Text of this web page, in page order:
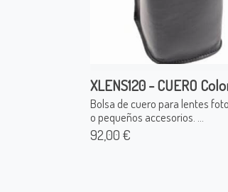
XLENS120 - CUERO
Bolsa de cuero para lentes
o pequeños accesorios. ...
92,00 €